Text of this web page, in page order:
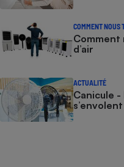
COMMENT NOUS
Comment
d’air
ACTUALITÉ
Canicule